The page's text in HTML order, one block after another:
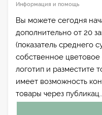
Информация и помощь
Вы можете сегодня
дополнительно от 20
(показатель среднего
собственное
логотип и разместите
имеет возможность
товары через